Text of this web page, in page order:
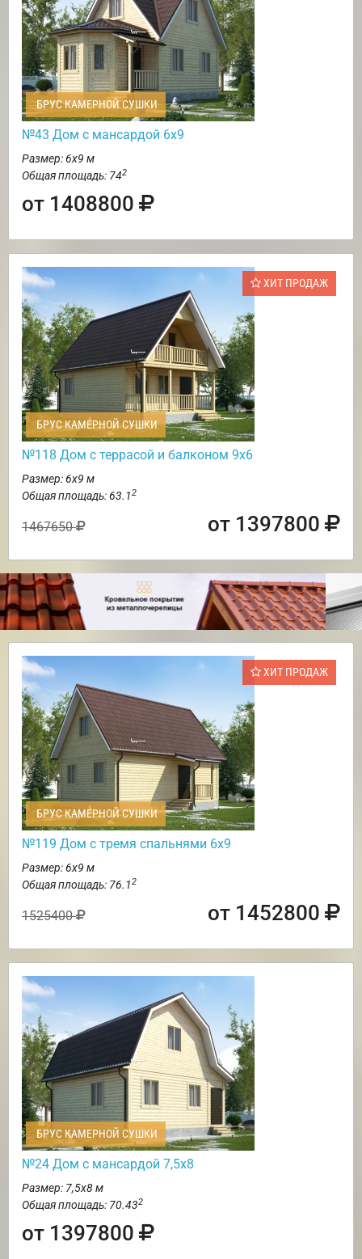
БРУС КАМЕРНОЙ СУШКИ
№43 Дом с мансардой 6х9
Размер: 6х9 м
Общая площадь: 742
от 1408800
ХИТ ПРОДАЖ
БРУС КАМЕРНОЙ СУШКИ
№118 Дом с террасой и балконом 9х6
Размер: 6х9 м
Общая площадь: 63.12
1467650 от 1397800
ХИТ ПРОДАЖ
БРУС КАМЕРНОЙ СУШКИ
№119 Дом с тремя спальнями 6х9
Размер: 6х9 м
Общая площадь: 76.12
1525400 от 1452800
БРУС КАМЕРНОЙ СУШКИ
№24 Дом с мансардой 7,5х8
Размер: 7,5х8 м
Общая площадь: 70.432
от 1397800